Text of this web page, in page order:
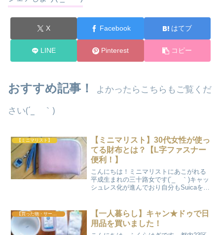
X Facebook はてブ
LINE Pinterest コピー
おすすめ記事！
よかったらこちらもご覧くだ
さい(´_ゝ｀)
【ミニマリスト】
【ミニマリスト】30代女性が使っ
てる財布とは？【L字ファスナー
便利！】
こんにちは！ミニマリストにあこがれる
平成生まれの三十路女です(´_ゝ｀)キャッ
シュレス化が進んでおり自分もSuicaをよ
つつ現金もちたいこの矛盾。そんな人間
が愛用してい...
【買った物・サービス】
【一人暮らし】キャン★ドゥで日
用品を買いました！